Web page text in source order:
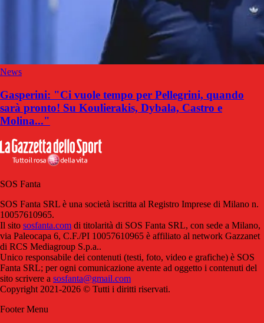
News
Gasperini: "Ci vuole tempo per Pellegrini, quando
sarà pronto! Su Koulierakis, Dybala, Castro e
Molina..."
SOS Fanta
SOS Fanta SRL è una società iscritta al Registro Imprese di Milano n.
10057610965.
Il sito sosfanta.com di titolarità di SOS Fanta SRL, con sede a Milano,
via Paleocapa 6, C.F./PI 10057610965 è affiliato al network Gazzanet
di RCS Mediagroup S.p.a..
Unico responsabile dei contenuti (testi, foto, video e grafiche) è SOS
Fanta SRL; per ogni comunicazione avente ad oggetto i contenuti del
sito scrivere a sosfanta@gmail.com
Copyright 2021-2026 © Tutti i diritti riservati.
Footer Menu